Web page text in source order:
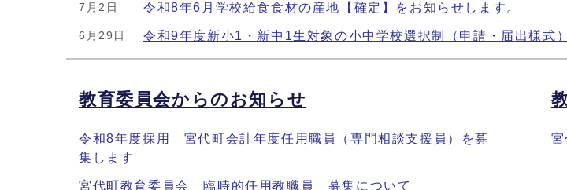
7月2日 令和8年6月学校給食食材の産地【確定】をお知らせします。
6月29日 令和9年度新小1・新中1生対象の小中学校選択制（申請・届出様式）
教育委員会からのお知らせ
令和8年度採用 宮代町会計年度任用職員（専門相談支援員）を募
集します
宮代町教育委員会 臨時的任用教職員 募集について